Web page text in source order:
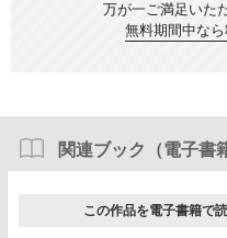
万が一ご満足いた
無料期間中なら
関連ブック（電子書
この作品を電子書籍で